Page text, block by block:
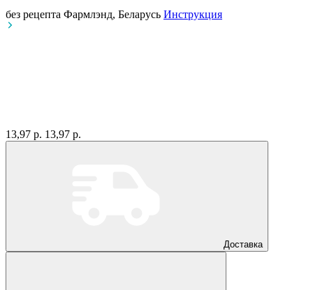
без рецепта Фармлэнд, Беларусь Инструкция
13,97 р. 13,97 р.
Доставка